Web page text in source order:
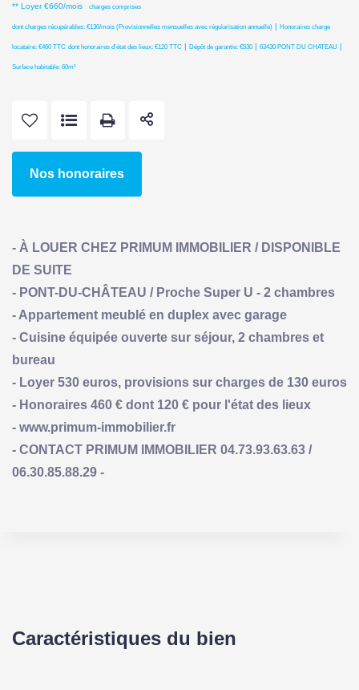
** Loyer €660/mois charges comprises
dont charges récupérables: €130/mois (Provisionnelles mensuelles avec régularisation annuelle) | Honoraires charge
locataire: €460 TTC dont honoraires d'état des lieux: €120 TTC | Dépôt de garantie: €530 | 63430 PONT DU CHATEAU |
Surface habitable: 60m²
Nos honoraires
- À LOUER CHEZ PRIMUM IMMOBILIER / DISPONIBLE
DE SUITE
- PONT-DU-CHÂTEAU / Proche Super U - 2 chambres
- Appartement meublé en duplex avec garage
- Cuisine équipée ouverte sur séjour, 2 chambres et
bureau
- Loyer 530 euros, provisions sur charges de 130 euros
- Honoraires 460 € dont 120 € pour l'état des lieux
- www.primum-immobilier.fr
- CONTACT PRIMUM IMMOBILIER 04.73.93.63.63 /
06.30.85.88.29 -
Caractéristiques du bien